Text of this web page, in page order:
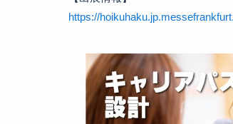
https://